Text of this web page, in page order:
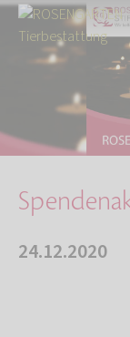
Start Über uns
24.12.2020